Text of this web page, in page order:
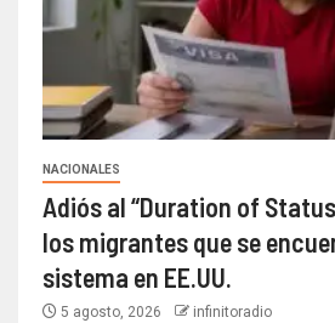
NACIONALES
Adiós al “Duration of
los migrantes que se
sistema en EE.UU.
5 agosto, 2026 infinitoradio